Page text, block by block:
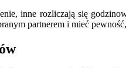
inne rozliczają się
partnerem i mieć